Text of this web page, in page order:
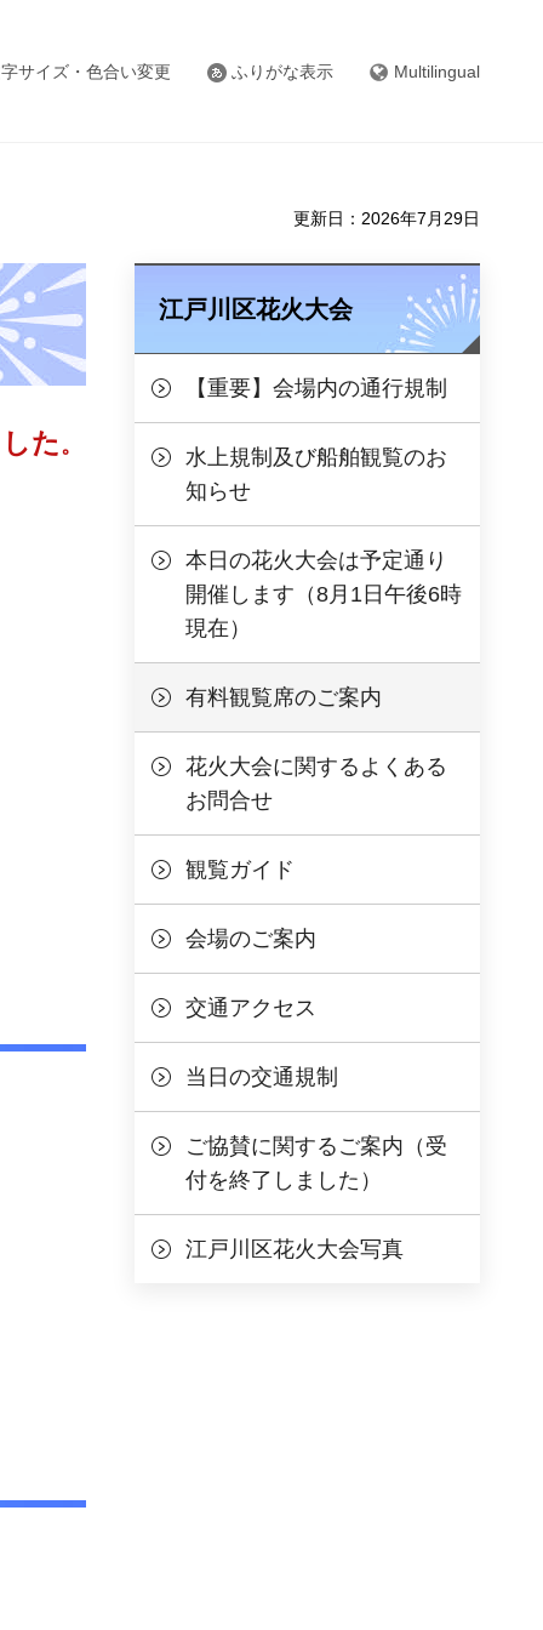
サイズ・色合い変更 ふりがな表示 Multilingual
更新日：2026年7月29日
た 。
江戸川区花火大会
【重要】会場内の通行規制
水上規制及び船舶観覧のお
知らせ
本日の花火大会は予定通り
開催します（8月1日午後6時
現在）
有料観覧席のご案内
花火大会に関するよくある
お問合せ
観覧ガイド
会場のご案内
交通アクセス
当日の交通規制
ご協賛に関するご案内（受
付を終了しました）
江戸川区花火大会写真